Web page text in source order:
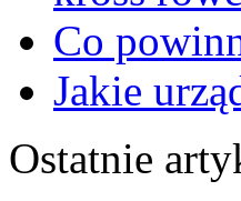
Co
Jakie
Ostatnie